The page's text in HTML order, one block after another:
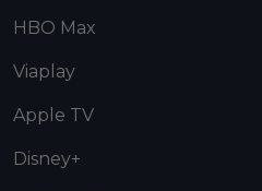
HBO Max
Viaplay
Apple TV
Disney+